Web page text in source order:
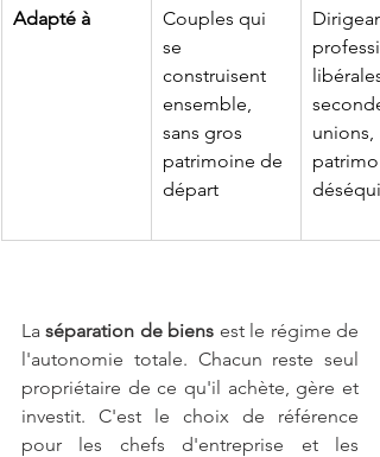
Adapté à
Couples qui
se
construisent
ensemble,
sans gros
patrimoine de
départ
unions,
La séparation de biens est le régime de
l'autonomie totale. Chacun reste seul
propriétaire de ce qu'il achète, gère et
investit. C'est le choix de référence
pour les chefs d'entreprise et les